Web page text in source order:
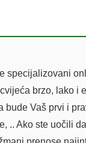
specijalizovani
brzo, lako i
bude Vaš prvi i
.. Ako ste uočili
prenose